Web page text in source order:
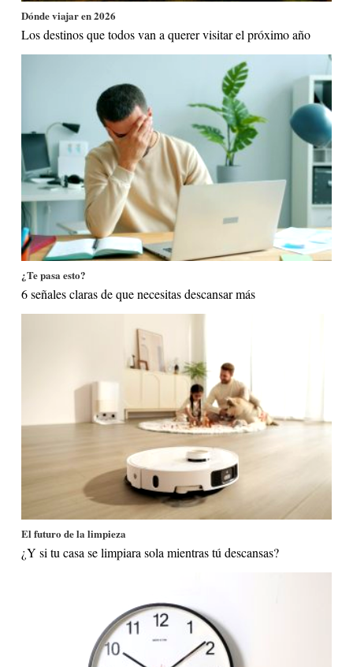
Dónde viajar en 2026
Los destinos que todos van a querer visitar el próximo año
¿Te pasa esto?
6 señales claras de que necesitas descansar más
El futuro de la limpieza
¿Y si tu casa se limpiara sola mientras tú descansas?